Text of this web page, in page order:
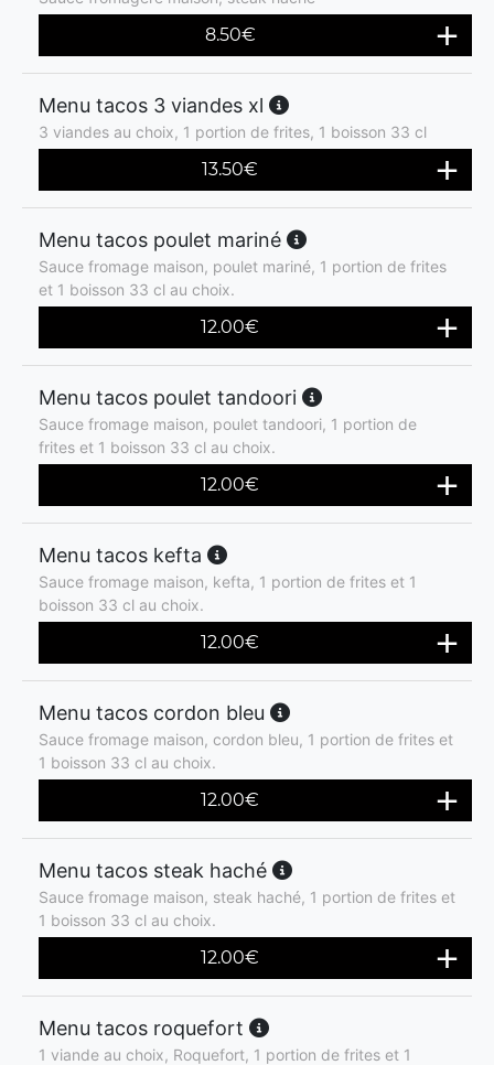
8.50€
Menu tacos 3 viandes xl
3 viandes au choix, 1 portion de frites, 1 boisson 33 cl
13.50€
Menu tacos poulet mariné
Sauce fromage maison, poulet mariné, 1 portion de frites
et 1 boisson 33 cl au choix.
12.00€
Menu tacos poulet tandoori
Sauce fromage maison, poulet tandoori, 1 portion de
frites et 1 boisson 33 cl au choix.
12.00€
Menu tacos kefta
Sauce fromage maison, kefta, 1 portion de frites et 1
boisson 33 cl au choix.
12.00€
Menu tacos cordon bleu
Sauce fromage maison, cordon bleu, 1 portion de frites et
1 boisson 33 cl au choix.
12.00€
Menu tacos steak haché
Sauce fromage maison, steak haché, 1 portion de frites et
1 boisson 33 cl au choix.
12.00€
Menu tacos roquefort
1 viande au choix, Roquefort, 1 portion de frites et 1